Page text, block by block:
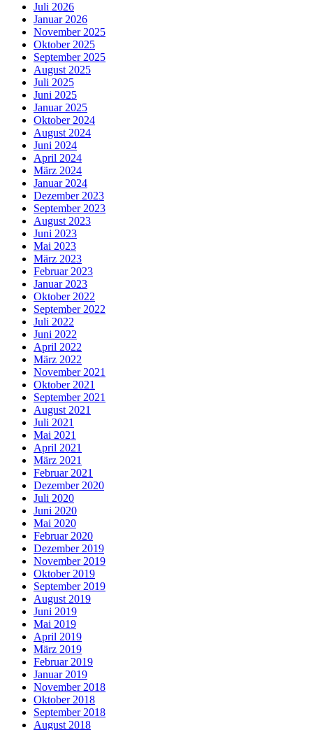
Juli 2026
Januar 2026
November 2025
Oktober 2025
September 2025
August 2025
Juli 2025
Juni 2025
Januar 2025
Oktober 2024
August 2024
Juni 2024
April 2024
März 2024
Januar 2024
Dezember 2023
September 2023
August 2023
Juni 2023
Mai 2023
März 2023
Februar 2023
Januar 2023
Oktober 2022
September 2022
Juli 2022
Juni 2022
April 2022
März 2022
November 2021
Oktober 2021
September 2021
August 2021
Juli 2021
Mai 2021
April 2021
März 2021
Februar 2021
Dezember 2020
Juli 2020
Juni 2020
Mai 2020
Februar 2020
Dezember 2019
November 2019
Oktober 2019
September 2019
August 2019
Juni 2019
Mai 2019
April 2019
März 2019
Februar 2019
Januar 2019
November 2018
Oktober 2018
September 2018
August 2018